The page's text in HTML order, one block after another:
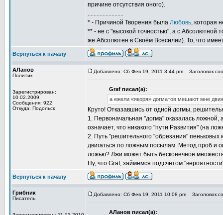
причине отсутствия оного).
........................
* - Причиной Творения была Любовь, которая
** - не с "высокой точностью", а с Абсолютной
же Абсолютен в Своём Всесилии). То, что
Вернуться к началу
АЛанов
Политик
Зарегистрирован:
10.02.2009
Сообщения: 922
Откуда: Подольск
Добавлено: Сб Фев 19, 2011 3:44 pm Заголовок
Graf писал(а):
а ежели «якоря» догматов мешают мне
Круто! Отказавшись от одной догмы,
1. Первоначальная "догма" оказалась
означает, что никакого "пути Развития" (на
2. Путь "решительного "обрезания" пеньковых
двигаться по ложным посылам. Метод проб и
ложью? Лжи может быть бесконечное
Ну, что Graf, займёмся подсчётом
Вернуться к началу
Грибник
Писатель
Добавлено: Сб Фев 19, 2011 10:08 pm Заголовок
АЛанов писал(а):